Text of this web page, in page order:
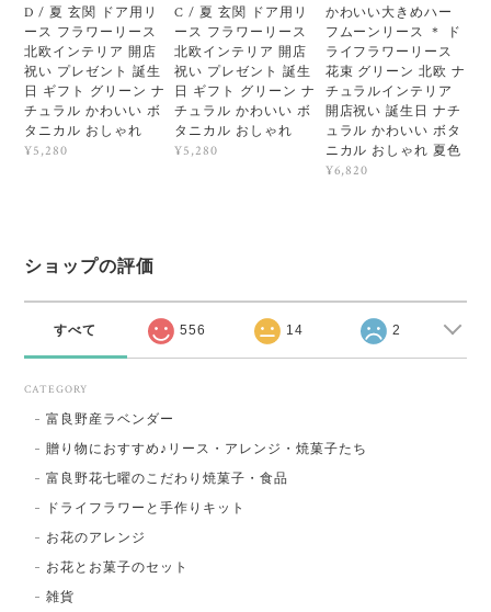
D / 夏 玄関 ドア用リ
ース フラワーリース
北欧インテリア 開店
祝い プレゼント 誕生
日 ギフト グリーン ナ
チュラル かわいい ボ
タニカル おしゃれ
¥5,280
C / 夏 玄関 ドア用リ
ース フラワーリース
北欧インテリア 開店
祝い プレゼント 誕生
日 ギフト グリーン ナ
チュラル かわいい ボ
タニカル おしゃれ
¥5,280
かわいい大きめハー
フムーンリース ＊ ド
ライフラワーリース
花束 グリーン 北欧 ナ
チュラルインテリア
開店祝い 誕生日 ナチ
ュラル かわいい ボタ
ニカル おしゃれ 夏色
¥6,820
ショップの評価
すべて 556 14 2
CATEGORY
富良野産ラベンダー
贈り物におすすめ♪リース・アレンジ・焼菓子たち
富良野花七曜のこだわり焼菓子・食品
ドライフラワーと手作りキット
お花のアレンジ
お花とお菓子のセット
雑貨